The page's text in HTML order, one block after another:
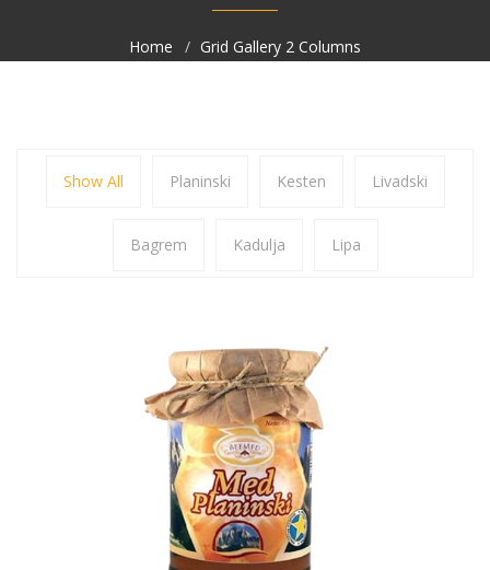
Home Grid Gallery 2 Columns
Show All Planinski Kesten Livadski
Bagrem Kadulja Lipa